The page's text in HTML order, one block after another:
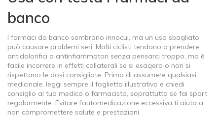
banco
I farmaci da banco sembrano innocui, ma un uso sbagliato
può causare problemi seri. Molti ciclisti tendono a prendere
antidolorifici o antinfiammatori senza pensarci troppo, ma è
facile incorrere in effetti collaterali se si esagera o non si
rispettano le dosi consigliate. Prima di assumere qualsiasi
medicinale, leggi sempre il foglietto illustrativo e chiedi
consiglio al tuo medico o farmacista, soprattutto se fai sport
regolarmente. Evitare l’automedicazione eccessiva ti aiuta a
non compromettere salute e prestazioni.